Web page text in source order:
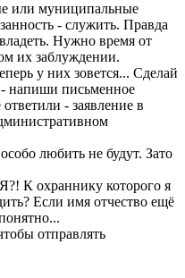
или муниципальные
- служить. Правда
Нужно время от
их заблуждении.
у них зовется... Сделай
напиши письменное
- заявление в
любить не будут. Зато
К охраннику которого я
Если имя отчество ещё
отправлять